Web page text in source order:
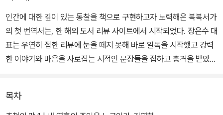
인간에 대한 깊이 있는 통찰을 책으로 구현하고자 노력해온 복복서가
의 첫 번역서는, 한 해외 도서 리뷰 사이트에서 시작되었다. 장은수 대
표는 우연히 접한 리뷰에 눈을 떼지 못해 바로 일독을 시작했고 강력
한 이야기와 마음을 사로잡는 시적인 문장들을 접하고 충격을 받았
모드 쥘리앵의 에세이는 그렇게 복복서가와 인연이 닿았다.
목차